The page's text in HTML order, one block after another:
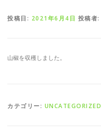
投稿日: 2021年6月4日 投稿者:
山椒を収穫しました。
カテゴリー: UNCATEGORIZED